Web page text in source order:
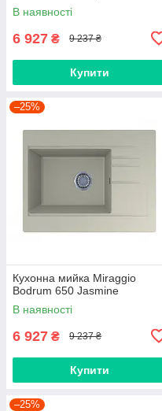
В наявності
6 927 ₴ 9 237 ₴
Купити
–25%
Кухонна мийка Miraggio
Bodrum 650 Jasmine
В наявності
6 927 ₴ 9 237 ₴
Купити
–25%